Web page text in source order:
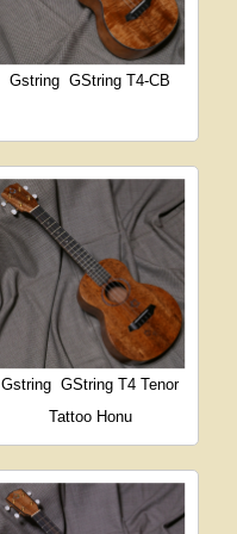
Gstring GString T4-CB
Gstring GString T4 Tenor
Tattoo Honu